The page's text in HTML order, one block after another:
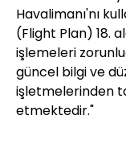
Havalimanı'nı
(Flight Plan) 18.
işlemeleri
güncel bilgi ve
işletmelerinden
etmektedir."